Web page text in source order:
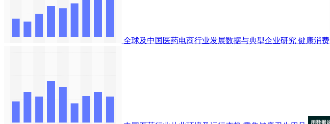
全球及中国医药电商行业发展数据与典型企业研究 健康消费